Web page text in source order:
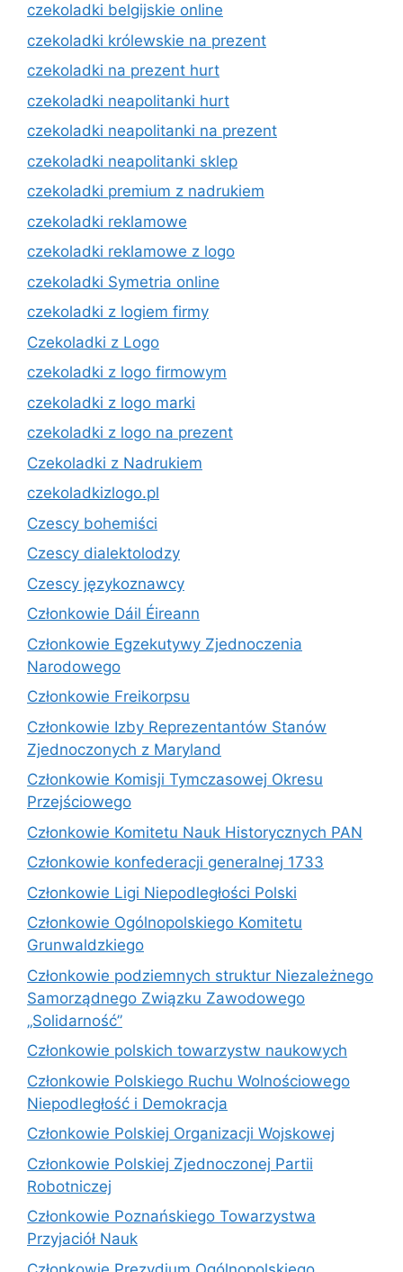
czekoladki belgijskie online
czekoladki królewskie na prezent
czekoladki na prezent hurt
czekoladki neapolitanki hurt
czekoladki neapolitanki na prezent
czekoladki neapolitanki sklep
czekoladki premium z nadrukiem
czekoladki reklamowe
czekoladki reklamowe z logo
czekoladki Symetria online
czekoladki z logiem firmy
Czekoladki z Logo
czekoladki z logo firmowym
czekoladki z logo marki
czekoladki z logo na prezent
Czekoladki z Nadrukiem
czekoladkizlogo.pl
Czescy bohemiści
Czescy dialektolodzy
Czescy językoznawcy
Członkowie Dáil Éireann
Członkowie Egzekutywy Zjednoczenia
Narodowego
Członkowie Freikorpsu
Członkowie Izby Reprezentantów Stanów
Zjednoczonych z Maryland
Członkowie Komisji Tymczasowej Okresu
Przejściowego
Członkowie Komitetu Nauk Historycznych PAN
Członkowie konfederacji generalnej 1733
Członkowie Ligi Niepodległości Polski
Członkowie Ogólnopolskiego Komitetu
Grunwaldzkiego
Członkowie podziemnych struktur Niezależnego
Samorządnego Związku Zawodowego
„Solidarność”
Członkowie polskich towarzystw naukowych
Członkowie Polskiego Ruchu Wolnościowego
Niepodległość i Demokracja
Członkowie Polskiej Organizacji Wojskowej
Członkowie Polskiej Zjednoczonej Partii
Robotniczej
Członkowie Poznańskiego Towarzystwa
Przyjaciół Nauk